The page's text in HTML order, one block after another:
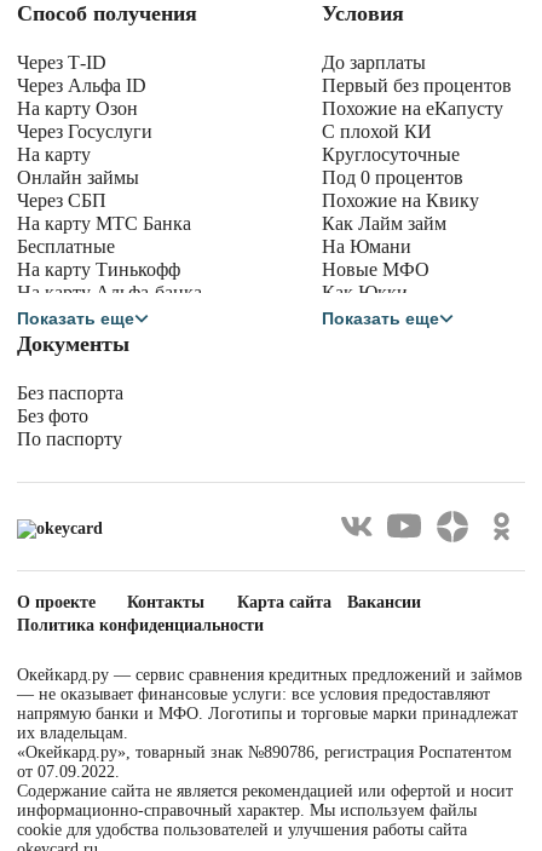
Способ получения
Через Т-ID
Через Альфа ID
На карту Озон
Через Госуслуги
На карту
Онлайн займы
Через СБП
На карту МТС Банка
Бесплатные
На карту Тинькофф
На карту Альфа-банка
На карту Сбербанка
На карту Халва
В долг на карту
Сбербанка
Показать еще
Условия
До зарплаты
Первый без процентов
Похожие на еКапусту
С плохой КИ
Круглосуточные
Под 0 процентов
Похожие на Квику
Как Лайм займ
На Юмани
Новые МФО
Как Юкки
Как Манимен
Показать еще
Документы
Без паспорта
Без фото
По паспорту
О проекте Контакты Карта сайта
Вакансии
Политика конфиденциальности
Окейкард.ру — сервис сравнения кредитных предложений и займов
— не оказывает финансовые услуги: все условия предоставляют
напрямую банки и МФО. Логотипы и торговые марки принадлежат
их владельцам.
«Окейкард.ру», товарный знак №890786, регистрация Роспатентом
от 07.09.2022.
Содержание сайта не является рекомендацией или офертой и носит
информационно-справочный характер. Мы используем файлы
cookie для удобства пользователей и улучшения работы сайта